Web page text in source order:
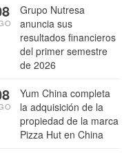
Grupo Nutresa
anuncia sus
resultados financieros
del primer semestre
de 2026
Yum China completa
la adquisición de la
propiedad de la marca
Pizza Hut en China